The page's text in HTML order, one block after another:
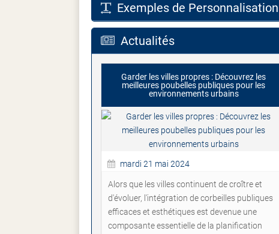
Exemples de Personnalisation
Actualités
Garder les villes propres : Découvrez les
meilleures poubelles publiques pour les
environnements urbains
mardi 21 mai 2024
Alors que les villes continuent de croître et
d'évoluer, l'intégration de corbeilles publiques
efficaces et esthétiques est devenue une
composante essentielle de la planification